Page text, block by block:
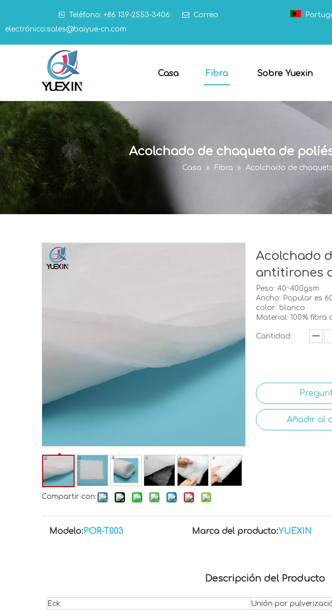
 Teléfono: +86 139-2553-3406  Correo
electrónico:sales@baiyue-cn.com
Casa Fibra Sobre Yuexin
Acolchado de chaqueta de
Casa » Fibra » Acolchado de
Compartir con:
Acolchado
antitirones
Peso: 40~400gsm
Ancho: Popular es
color: blanco
Material: 100% fibra
Cantidad:
Añadir al
Modelo:POR-T003 Marca del producto:YUEXIN
Descripción del Producto
Eck
Unión por